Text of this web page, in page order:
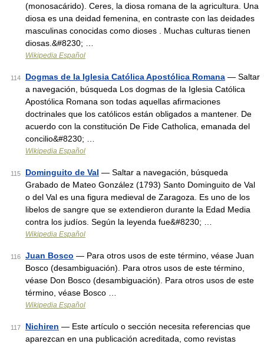
(monosacárido). Ceres, la diosa romana de la agricultura. Una
diosa es una deidad femenina, en contraste con las deidades
masculinas conocidas como dioses . Muchas culturas tienen
diosas.&#8230; …
Wikipedia Español
114 Dogmas de la Iglesia Católica Apostólica Romana — Saltar
a navegación, búsqueda Los dogmas de la Iglesia Católica
Apostólica Romana son todas aquellas afirmaciones
doctrinales que los católicos están obligados a mantener. De
acuerdo con la constitución De Fide Catholica, emanada del
concilio&#8230; …
Wikipedia Español
115 Dominguito de Val — Saltar a navegación, búsqueda
Grabado de Mateo González (1793) Santo Dominguito de Val
o del Val es una figura medieval de Zaragoza. Es uno de los
libelos de sangre que se extendieron durante la Edad Media
contra los judíos. Según la leyenda fue&#8230; …
Wikipedia Español
116 Juan Bosco — Para otros usos de este término, véase Juan
Bosco (desambiguación). Para otros usos de este término,
véase Don Bosco (desambiguación). Para otros usos de este
término, véase Bosco …
Wikipedia Español
117 Nichiren — Este artículo o sección necesita referencias que
aparezcan en una publicación acreditada, como revistas